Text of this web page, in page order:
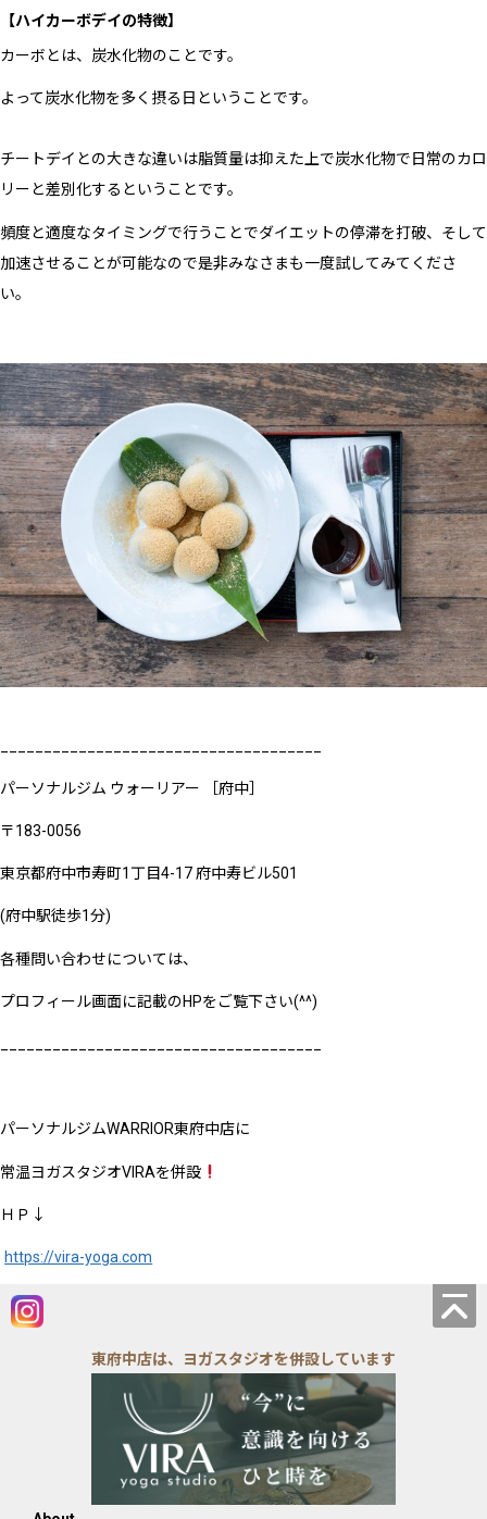
【ハイカーボデイの特徴】
カーボとは、炭水化物のことです。
よって炭水化物を多く摂る日ということです。
チートデイとの大きな違いは脂質量は抑えた上で炭水化物で日常のカロ
リーと差別化するということです。
頻度と適度なタイミングで行うことでダイエットの停滞を打破、そして
加速させることが可能なので是非みなさまも一度試してみてくださ
い。
パーソナルジム ウォーリアー ［府中］
〒183-0056
東京都府中市寿町1丁目4-17 府中寿ビル501
(府中駅徒歩1分)
各種問い合わせについては、
プロフィール画面に記載のHPをご覧下さい(^^)
パーソナルジムWARRIOR東府中店に
常温ヨガスタジオVIRAを併設
ＨＰ↓
https://vira-yoga.com
東府中店は、ヨガスタジオを併設しています